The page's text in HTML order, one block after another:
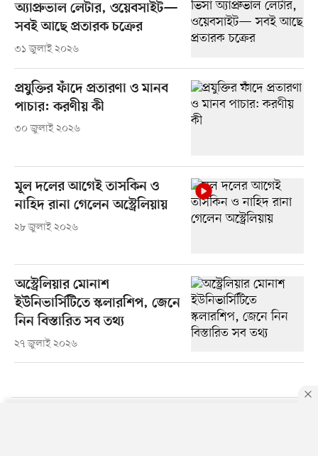
অ্যাপ্রুভাল লেটার, ওয়েবসাইট—
সবই আছে প্রতারক চক্রের
৩১ জুলাই ২০২৬
প্রযুক্তির ফাঁদে প্রতারণা ও মানব
পাচার: করণীয় কী
৩০ জুলাই ২০২৬
মূল দলের আগেই তাসকিন ও
নাহিদ রানা গেলেন অস্ট্রেলিয়ায়
২৮ জুলাই ২০২৬
অস্ট্রেলিয়ার মোনাশ
ইউনিভার্সিটিতে স্কলারশিপ, জেনে
নিন বিস্তারিত সব তথ্য
২৭ জুলাই ২০২৬